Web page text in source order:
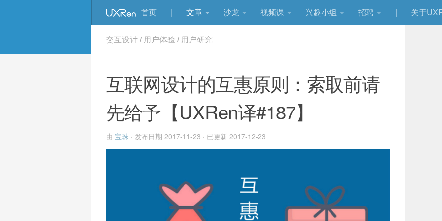
首页 | 文章 沙龙 视频课 兴趣小组 招聘 | 关于
交互设计/ 用户体验 / 用户研究
互联网设计的互惠原则：索取前请
先给予【UXRen译#187】
由 宝珠 · 发布日期 2017-11-23 · 已更新 2017-12-23